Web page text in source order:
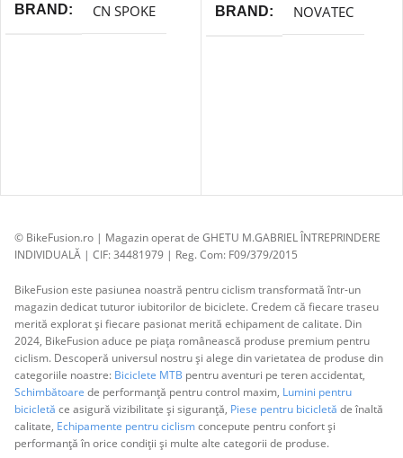
BRAND CN SPOKE BRAND NOVATEC
© BikeFusion.ro | Magazin operat de GHETU M.GABRIEL ÎNTREPRINDERE
INDIVIDUALĂ | CIF: 34481979 | Reg. Com: F09/379/2015
BikeFusion este pasiunea noastră pentru ciclism transformată într-un
magazin dedicat tuturor iubitorilor de biciclete. Credem că fiecare traseu
merită explorat și fiecare pasionat merită echipament de calitate. Din
2024, BikeFusion aduce pe piața românească produse premium pentru
ciclism. Descoperă universul nostru și alege din varietatea de produse din
categoriile noastre: Biciclete MTB pentru aventuri pe teren accidentat,
Schimbătoare de performanță pentru control maxim, Lumini pentru
bicicletă ce asigură vizibilitate și siguranță, Piese pentru bicicletă de înaltă
calitate, Echipamente pentru ciclismconcepute pentru confort și
performanță în orice condiții și multe alte categorii de produse.